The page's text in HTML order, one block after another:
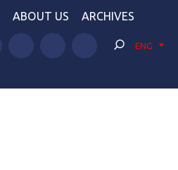
ABOUT US ARCHIVES
ENG